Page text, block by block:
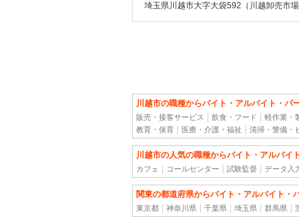
埼玉県川越市大字大袋592（川越卸売市場
川越市の職種からバイト・アルバイト・パ
販売・接客サービス 飲食・フード 軽作業・
教育・保育
医療・介護・福祉 清掃・警備・
川越市の人気の職種からバイト・アルバイ
カフェ コールセンター 試験監督 データ入
関東の都道府県からバイト・アルバイト・
東京都 神奈川県 千葉県 埼玉県 群馬県